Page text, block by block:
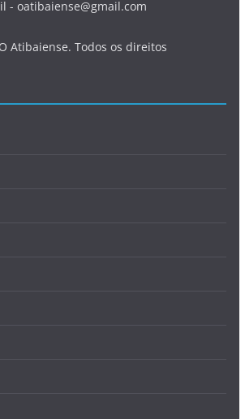
- oatibaiense@gmail.com
Atibaiense. Todos os direitos